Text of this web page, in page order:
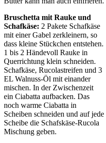
Bruschetta mit Rauke und
Schafkäse: 2 Pakete Schafkäse
mit einer Gabel zerkleinern, so
dass kleine Stückchen entstehen.
1 bis 2 Händevoll Rauke in
Querrichtung klein schneiden.
Schafkäse, Rucolastreifen und 3
EL Walnuss-Öl mit einander
mischen. In der Zwischenzeit
ein Ciabatta aufbacken. Das
noch warme Ciabatta in
Scheiben schneiden und auf jede
Scheibe die Schafskäse-Rucola
Mischung geben.